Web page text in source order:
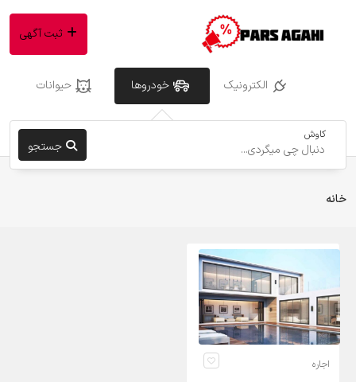
الکترونیک خودروها حیوانات
کاوش
جستجو
ثبت آگهی
خانه
اجاره